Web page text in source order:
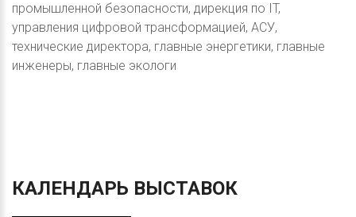
промышленной безопасности, дирекция по IT,
управления цифровой трансформацией, АСУ,
технические директора, главные энергетики, главные
инженеры, главные экологи
КАЛЕНДАРЬ ВЫСТАВОК